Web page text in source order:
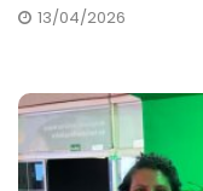
13/04/2026